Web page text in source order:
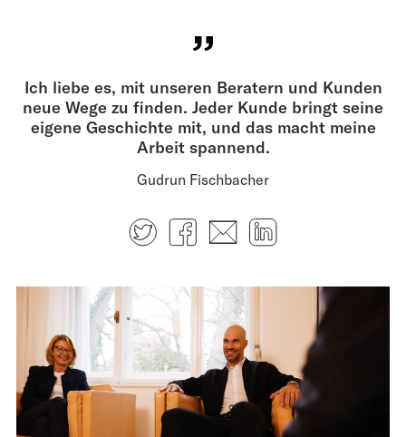
Ich liebe es, mit unseren Beratern und Kunden
neue Wege zu finden. Jeder Kunde bringt seine
eigene Geschichte mit, und das macht meine
Arbeit spannend.
Gudrun Fischbacher
TwitterFacebook
E-mail